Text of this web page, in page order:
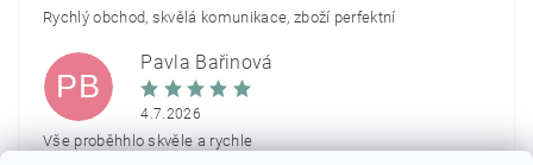
Rychlý obchod, skvělá komunikace, zboží perfektní
PB
Pavla Bařinová
4.7.2026
Vše proběhhlo skvěle a rychle